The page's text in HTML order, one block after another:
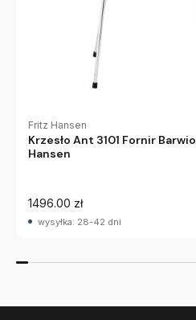
Fritz Hansen
Krzesło Ant 3101 Fornir
Hansen
1496.00 zł
wysyłka: 28-42 dni